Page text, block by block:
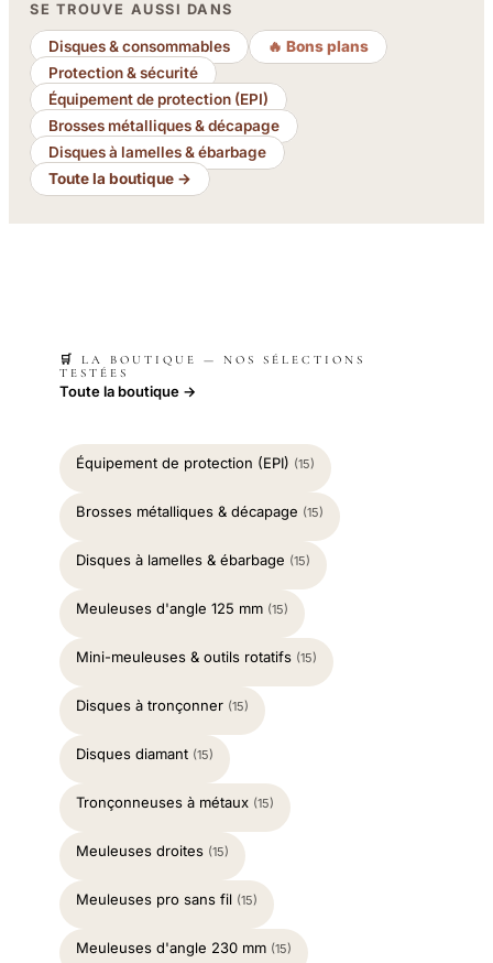
SE TROUVE AUSSI DANS
Disques & consommables
🔥 Bons plans
Protection & sécurité
Équipement de protection (EPI)
Brosses métalliques & décapage
Disques à lamelles & ébarbage
Toute la boutique →
🛒 LA BOUTIQUE — NOS SÉLECTIONS
TESTÉES
Toute la boutique →
Équipement de protection (EPI) (15)
Brosses métalliques & décapage (15)
Disques à lamelles & ébarbage (15)
Meuleuses d'angle 125 mm (15)
Mini-meuleuses & outils rotatifs (15)
Disques à tronçonner (15)
Disques diamant (15)
Tronçonneuses à métaux (15)
Meuleuses droites (15)
Meuleuses pro sans fil (15)
Meuleuses d'angle 230 mm (15)